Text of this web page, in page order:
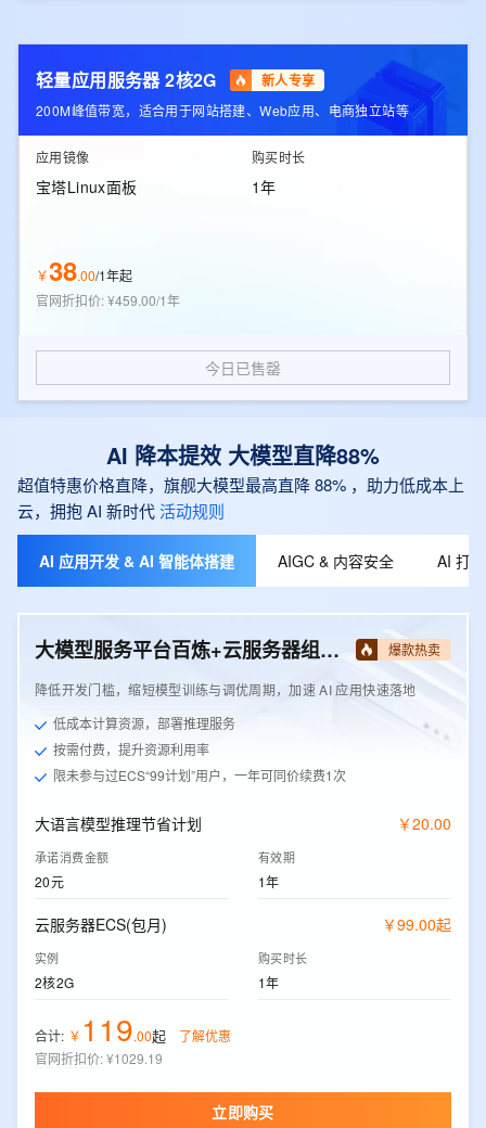
轻量应用服务器 2核2G 新人专享
200M峰值带宽，适合用于网站搭建、Web应用、电商独立站等
应用镜像
宝塔Linux面板
购买时长
1年
￥38.00/1年起
官网折扣价:¥459.00/1年
今日已售罄
AI 降本提效 大模型直降88%
超值特惠价格直降，旗舰大模型最高直降 88% ，助力低成本上
云，拥抱 AI 新时代活动规则
AI 应用开发 & AI 智能体搭建 AIGC & 内容安全 AI 打
大模型服务平台百炼+云服务器组合套餐 爆款热卖
降低开发门槛，缩短模型训练与调优周期，加速 AI 应用快速落地
低成本计算资源，部署推理服务
按需付费，提升资源利用率
限未参与过ECS“99计划”用户，一年可同价续费1次
大语言模型推理节省计划 ￥20.00
承诺消费金额
20元
有效期
1年
云服务器ECS(包月) ￥99.00起
实例
2核2G
购买时长
1年
合计: ￥ 119.00起
了解优惠
官网折扣价:¥1029.19
立即购买